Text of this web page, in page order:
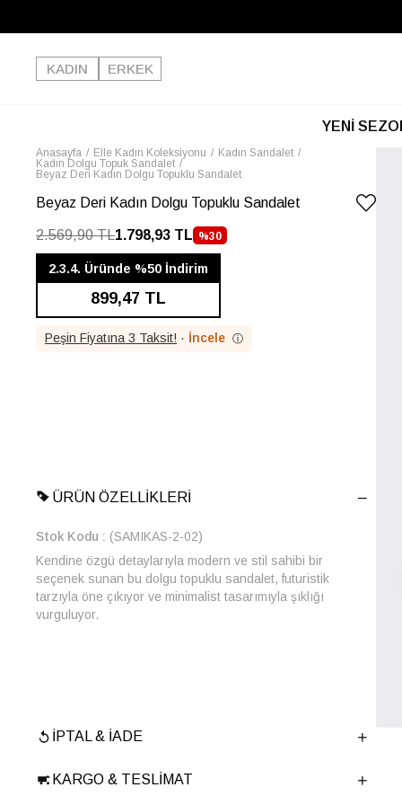
KADIN
ERKEK
YENİ
Anasayfa Elle Kadın Koleksiyonu
Kadın Sandalet
Kadın Dolgu Topuk Sandalet
Beyaz Deri Kadın Dolgu Topuklu Sandalet
Beyaz Deri Kadın Dolgu Topuklu Sandalet
2.569,90 TL1.798,93 TL %30
İNDIRIM
2.3.4. Üründe %50 İndirim
899,47 TL
Peşin Fiyatına 3 Taksit! · İncele ⓘ
ÜRÜN ÖZELLIKLERI
Stok Kodu
(SAMIKAS-2-02)
Kendine özgü detaylarıyla modern ve stil sahibi bir
seçenek sunan bu dolgu topuklu sandalet, futuristik
tarzıyla öne çıkıyor ve minimalist tasarımıyla şıklığı
vurguluyor.
Renk
Marka ELLE
İPTAL & İADE
KARGO & TESLIMAT